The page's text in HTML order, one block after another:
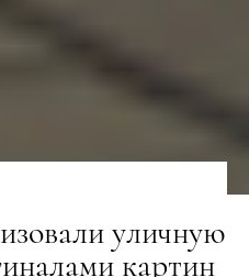
уличную
картин